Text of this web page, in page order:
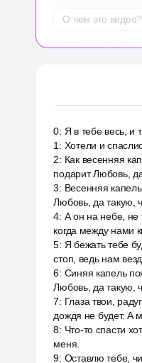
О чем это видео?
0: Я в тебе весь, и
1 : Хотели и
2: Как весенняя
подарит Любовь,
3: Весенняя
Любовь, да такую,
4: А он на небе, не
когда между нами
5: Я бежать тебе
стоп, ведь нам
6: Синяя капель
Любовь, да такую,
7: Глаза твои,
дождя не будет. А
8: Что-то спасти
меня.
9: Оставлю тебе,